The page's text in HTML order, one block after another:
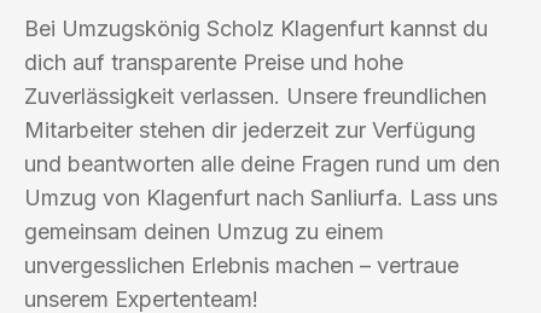
Bei Umzugskönig Scholz Klagenfurt kannst du
dich auf transparente Preise und hohe
Zuverlässigkeit verlassen. Unsere freundlichen
Mitarbeiter stehen dir jederzeit zur Verfügung
und beantworten alle deine Fragen rund um den
Umzug von Klagenfurt nach Sanliurfa. Lass uns
gemeinsam deinen Umzug zu einem
unvergesslichen Erlebnis machen – vertraue
unserem Expertenteam!